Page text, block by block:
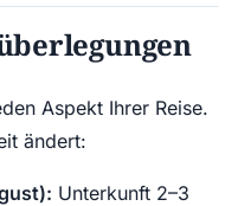
Aspekt Ihrer Reise.
ändert:
Unterkunft 2–3